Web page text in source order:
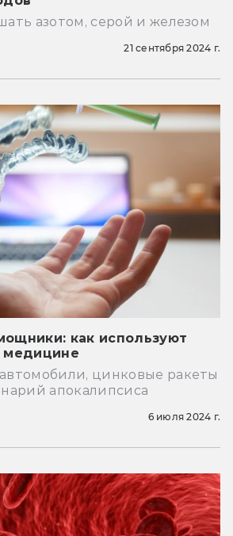
азотом, серой и железом
21 сентября 2024 г.
как используют
медицине
цинковые ракеты
апокалипсиса
6 июля 2024 г.